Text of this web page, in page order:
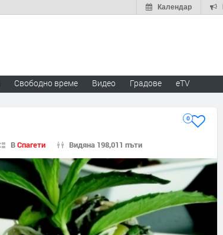
Календар
Свободно време Видео Градове eTV
0
ВСпагети Видяна 198,011 пъти